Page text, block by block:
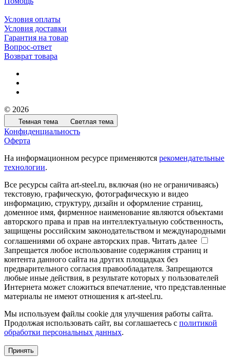
Условия оплаты
Условия доставки
Гарантия на товар
Вопрос-ответ
Возврат товара
© 2026
Темная тема Светлая тема
Конфиденциальность
Оферта
На информационном ресурсе применяются рекомендательные
технологии.
Все ресурсы сайта art-steel.ru, включая (но не ограничиваясь)
текстовую, графическую, фотографическую и видео
информацию, структуру, дизайн и оформление страниц,
доменное имя, фирменное наименование являются объектами
авторского права и прав на интеллектуальную собственность,
защищены российским законодательством и международными
соглашениями об охране авторских прав. Читать далее
Запрещается любое использование содержания страниц и
контента данного сайта на других площадках без
предварительного согласия правообладателя. Запрещаются
любые иные действия, в результате которых у пользователей
Интернета может сложиться впечатление, что представленные
материалы не имеют отношения к art-steel.ru.
Мы используем файлы cookie для улучшения работы сайта.
Продолжая использовать сайт, вы соглашаетесь с политикой
обработки персональных данных.
Принять